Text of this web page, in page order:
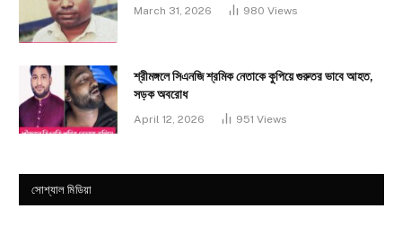
March 31, 2026 980 Views
শ্রীমঙ্গলে সিএনজি শ্রমিক নেতাকে কুপিয়ে গুরুতর ভাবে আহত,
সড়ক অবরোধ
April 12, 2026 951 Views
সোশ্যাল মিডিয়া